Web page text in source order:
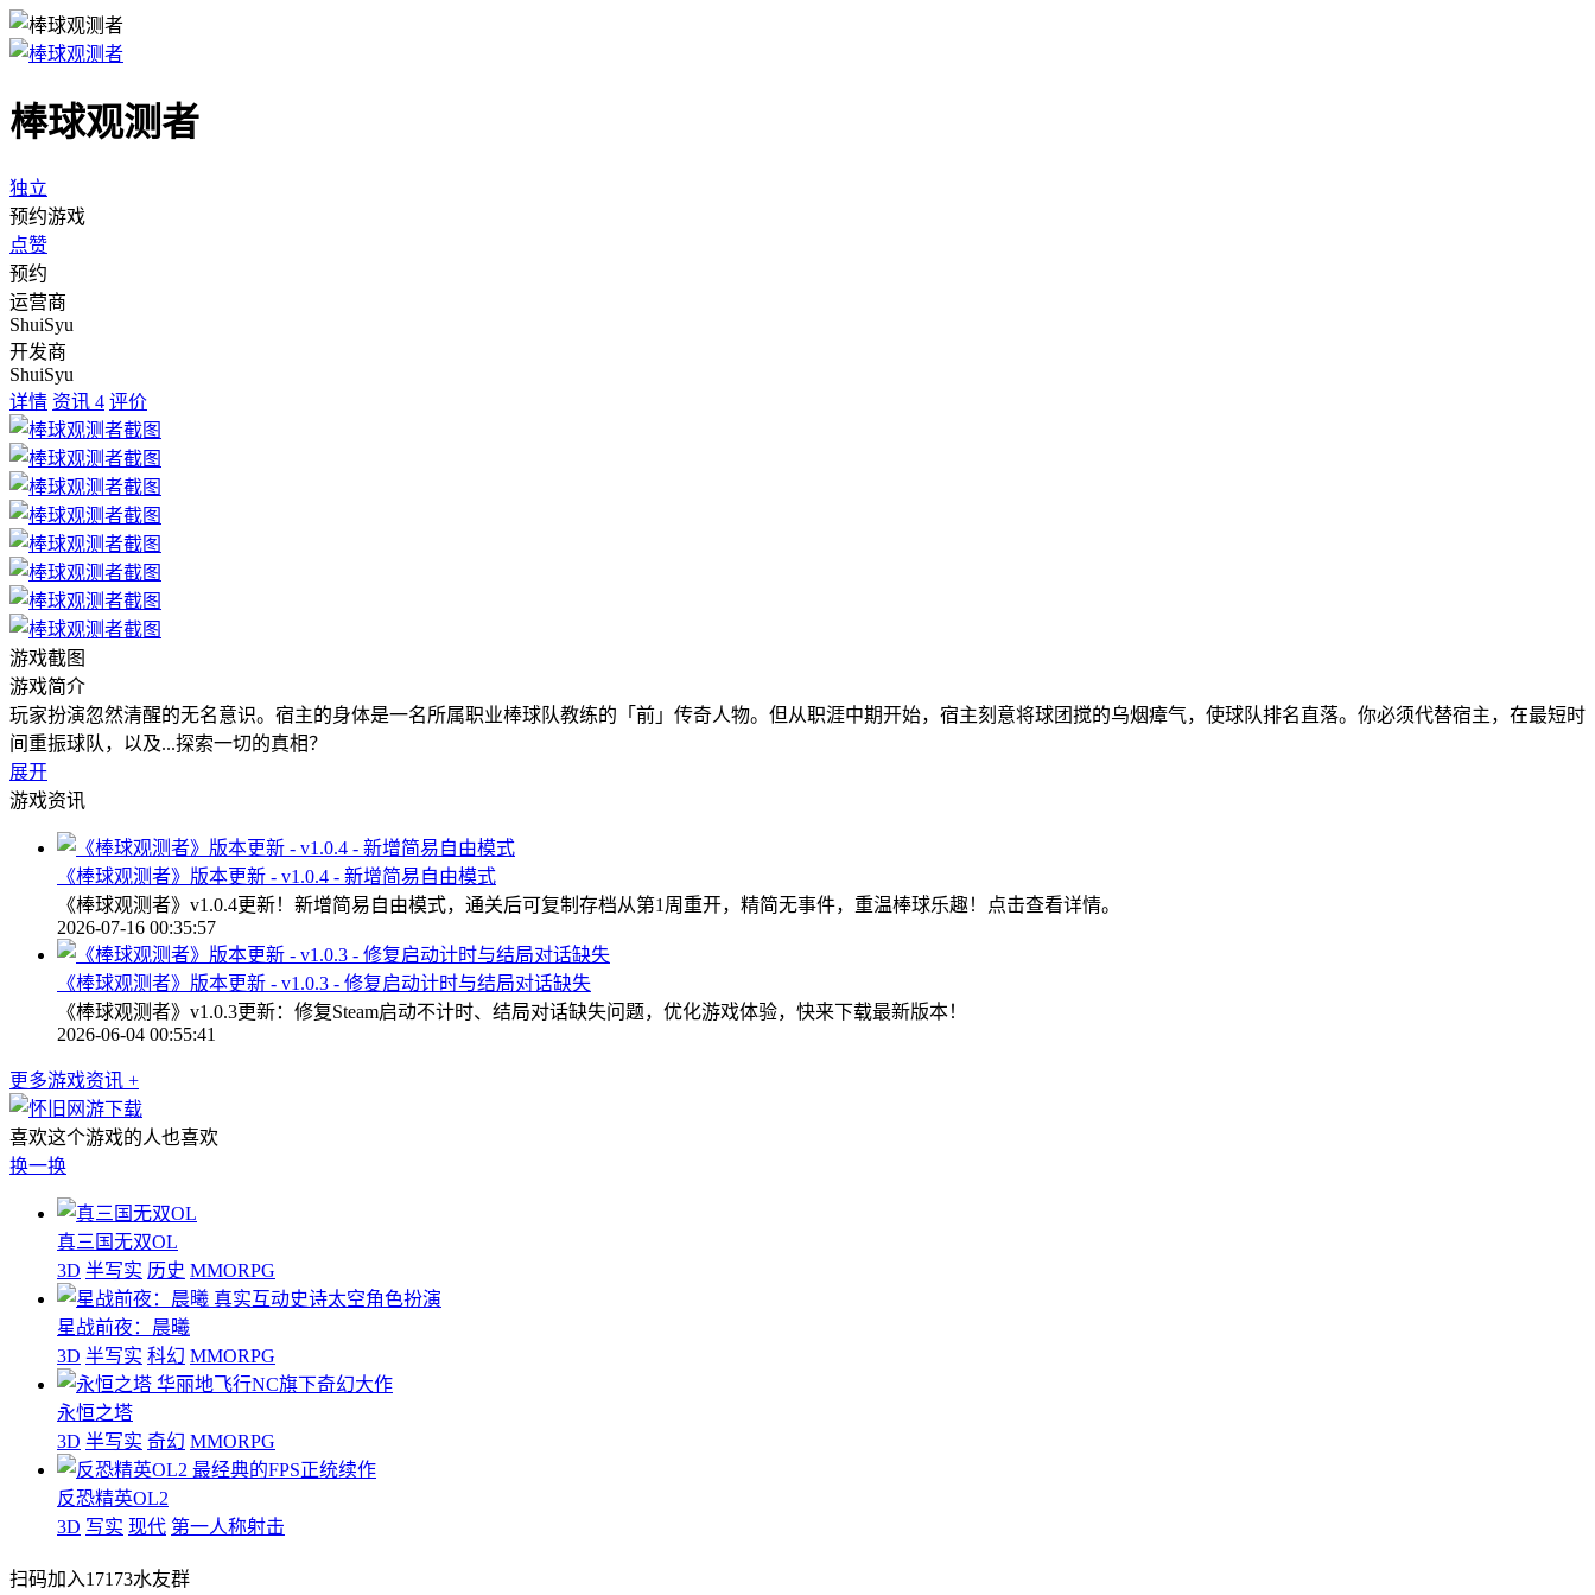
棒球观测者
独立
预约游戏
点赞
预约
运营商
ShuiSyu
开发商
ShuiSyu
详情 资讯 4 评价
游戏截图
游戏简介
玩家扮演忽然清醒的无名意识。宿主的身体是一名所属职业棒球队教练的「前」传奇人物。但从职涯中期开始，宿主刻意将球团搅的乌烟瘴气，使球队排名直落。你必须代替宿主，在最短时
间重振球队，以及...探索一切的真相？
展开
游戏资讯
《棒球观测者》版本更新 - v1.0.4 - 新增简易自由模式
《棒球观测者》v1.0.4更新！新增简易自由模式，通关后可复制存档从第1周重开，精简无事件，重温棒球乐趣！点击查看详情。
2026-07-16 00:35:57
《棒球观测者》版本更新 - v1.0.3 - 修复启动计时与结局对话缺失
《棒球观测者》v1.0.3更新：修复Steam启动不计时、结局对话缺失问题，优化游戏体验，快来下载最新版本！
2026-06-04 00:55:41
更多游戏资讯 +
喜欢这个游戏的人也喜欢
换一换
真三国无双OL
3D 半写实 历史 MMORPG
真实互动史诗太空角色扮演
星战前夜：晨曦
3D 半写实 科幻 MMORPG
华丽地飞行NC旗下奇幻大作
永恒之塔
3D 半写实 奇幻 MMORPG
最经典的FPS正统续作
反恐精英OL2
3D 写实 现代 第一人称射击
扫码加入17173水友群